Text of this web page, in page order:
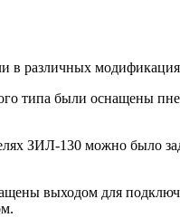
типа были оснащены
ЗИЛ-130 можно было
выходом для